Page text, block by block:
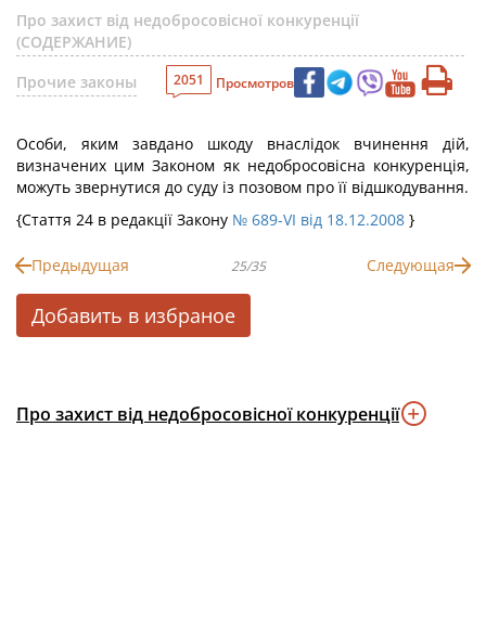
Про захист від недобросовісної конкуренції
(СОДЕРЖАНИЕ)
Прочие законы
2051 Просмотров
Особи, яким завдано шкоду внаслідок вчинення дій,
визначених цим Законом як недобросовісна конкуренція,
можуть звернутися до суду із позовом про її відшкодування.
{Стаття 24 в редакції Закону № 689-VI від 18.12.2008 }
Предыдущая 25/35 Следующая
Добавить в избраное
Про захист від недобросовісної конкуренції